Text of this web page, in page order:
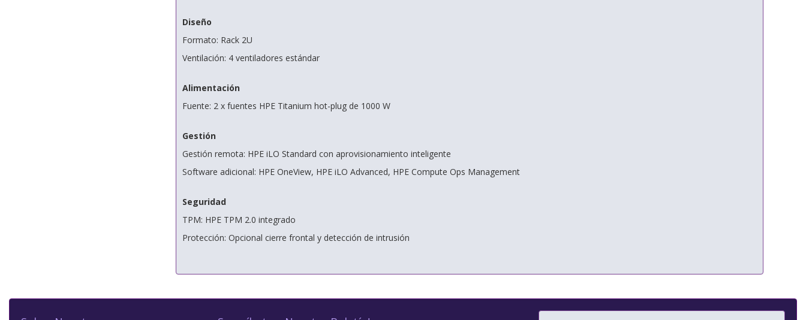
Diseño
Formato: Rack 2U
Ventilación: 4 ventiladores estándar
Alimentación
Fuente: 2 x fuentes HPE Titanium hot-plug de 1000 W
Gestión
Gestión remota: HPE iLO Standard con aprovisionamiento inteligente
Software adicional: HPE OneView, HPE iLO Advanced, HPE Compute Ops Management
Seguridad
TPM: HPE TPM 2.0 integrado
Protección: Opcional cierre frontal y detección de intrusión